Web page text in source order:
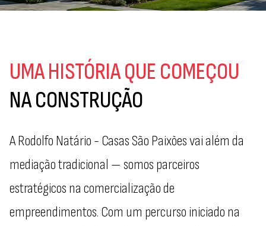
UMA HISTÓRIAQUE COMEÇOU
NA CONSTRUÇÃO
A Rodolfo Natário - Casas São Paixões vai além da
mediação tradicional — somos parceiros
estratégicos na comercialização de
empreendimentos. Com um percurso iniciado na